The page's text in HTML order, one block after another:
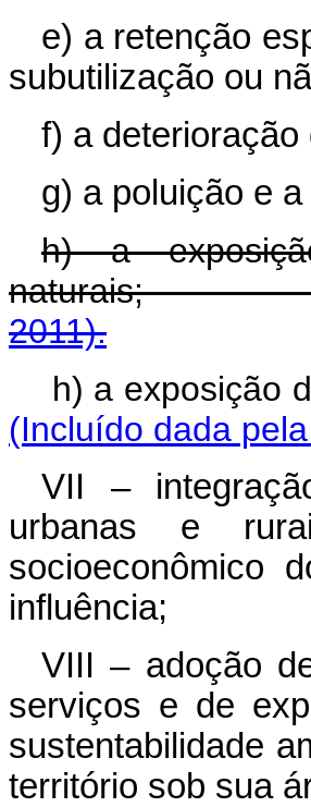
e) a retenção
subutilização ou
f) a
g) a poluição e
h) a
2011).
h) a exposição
(Incluído dada
VII –
urbanas e
socioeconômico
influência;
VIII – adoção
serviços e de
sustentabilidade
território sob sua